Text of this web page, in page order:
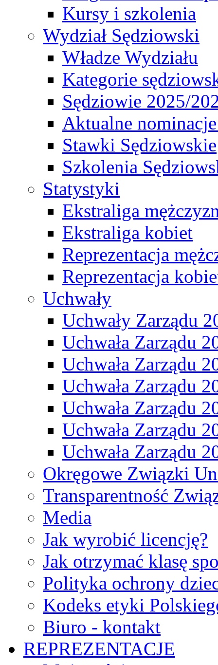
Kursy i szkolenia
Wydział Sędziowski
Władze Wydziału
Kategorie
Sędziowie 2025/
Aktualne
Stawki Sędziowskie
Szkolenia
Statystyki
Ekstraliga
Ekstraliga kobiet
Reprezentacja
Reprezentacja
Uchwały
Uchwały Zarządu
Uchwała Zarządu
Uchwała Zarządu
Uchwała Zarządu
Uchwała Zarządu
Uchwała Zarządu
Uchwała Zarządu
Okręgowe Związki
Transparentność
Media
Jak wyrobić licencję?
Jak otrzymać klasę
Polityka ochrony
Kodeks etyki
Biuro - kontakt
REPREZENTACJE